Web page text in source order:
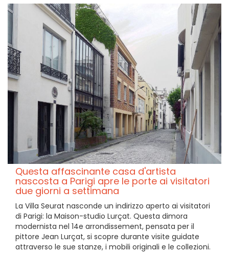
Questa affascinante casa d'artista
nascosta a Parigi apre le porte ai visitatori
due giorni a settimana
La Villa Seurat nasconde un indirizzo aperto ai visitatori
di Parigi: la Maison-studio Lurçat. Questa dimora
modernista nel 14e arrondissement, pensata per il
pittore Jean Lurçat, si scopre durante visite guidate
attraverso le sue stanze, i mobili originali e le collezioni.